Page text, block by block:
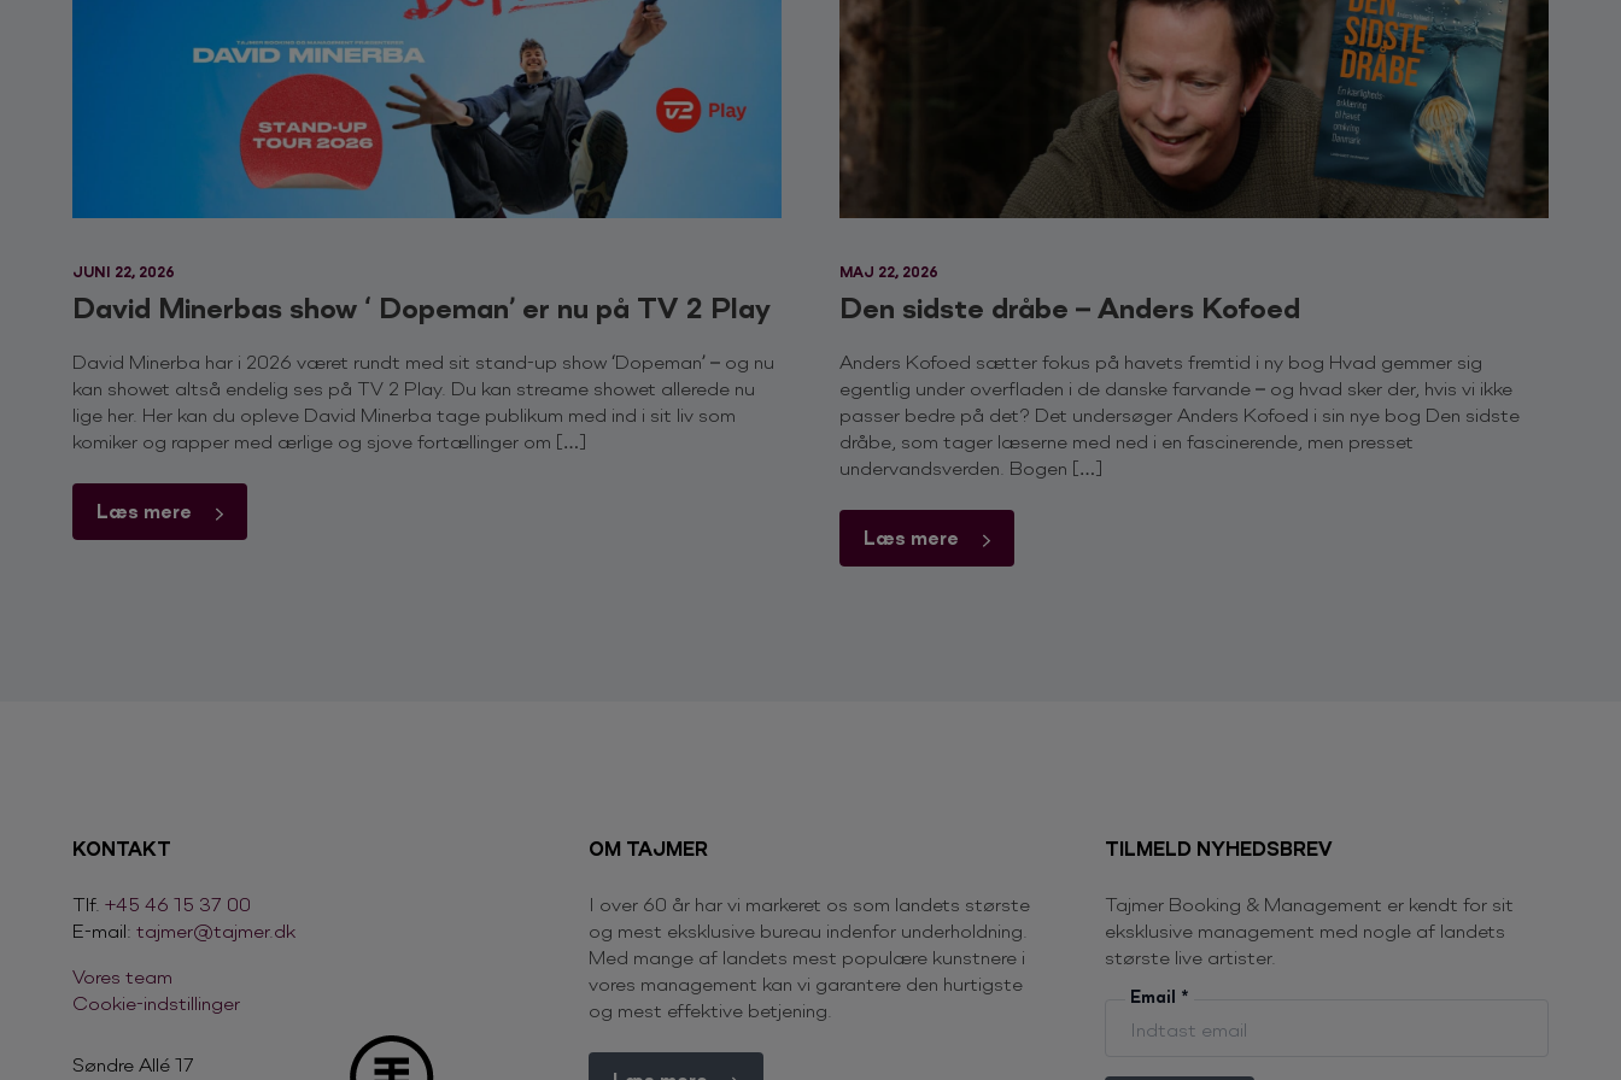
JUNI 22, 2026
David Minerbas show ‘ Dopeman’ er nu på TV 2 Play
David Minerba har i 2026 været rundt med sit stand-up show ‘Dopeman’ – og nu
kan showet altså endelig ses på TV 2 Play. Du kan streame showet allerede nu
lige her. Her kan du opleve David Minerba tage publikum med ind i sit liv som
komiker og rapper med ærlige og sjove fortællinger om […]
Læs mere
MAJ 22, 2026
Den sidste dråbe – Anders Kofoed
Anders Kofoed sætter fokus på havets fremtid i ny bog Hvad gemmer sig
egentlig under overfladen i de danske farvande – og hvad sker der, hvis vi ikke
passer bedre på det? Det undersøger Anders Kofoed i sin nye bog Den sidste
dråbe, som tager læserne med ned i en fascinerende, men presset
undervandsverden. Bogen […]
Læs mere
KONTAKT
Tlf. +45 46 15 37 00
E-mail: tajmer@tajmer.dk
Vores team
Cookie-indstillinger
Søndre Allé 17
OM TAJMER
I over 60 år har vi markeret os som landets største
og mest eksklusive bureau indenfor underholdning.
Med mange af landets mest populære kunstnere i
vores management kan vi garantere den hurtigste
og mest effektive betjening.
TILMELD NYHEDSBREV
Tajmer Booking & Management er kendt for sit
eksklusive management med nogle af landets
største live artister.
Email *